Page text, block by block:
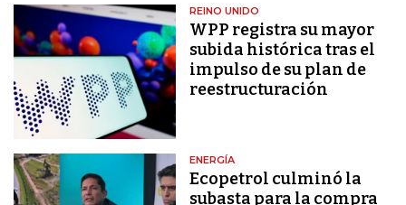
REINO UNIDO
WPP registra su mayor
subida histórica tras el
impulso de su plan de
reestructuración
ENERGÍA
Ecopetrol culminó la
subasta para la compra